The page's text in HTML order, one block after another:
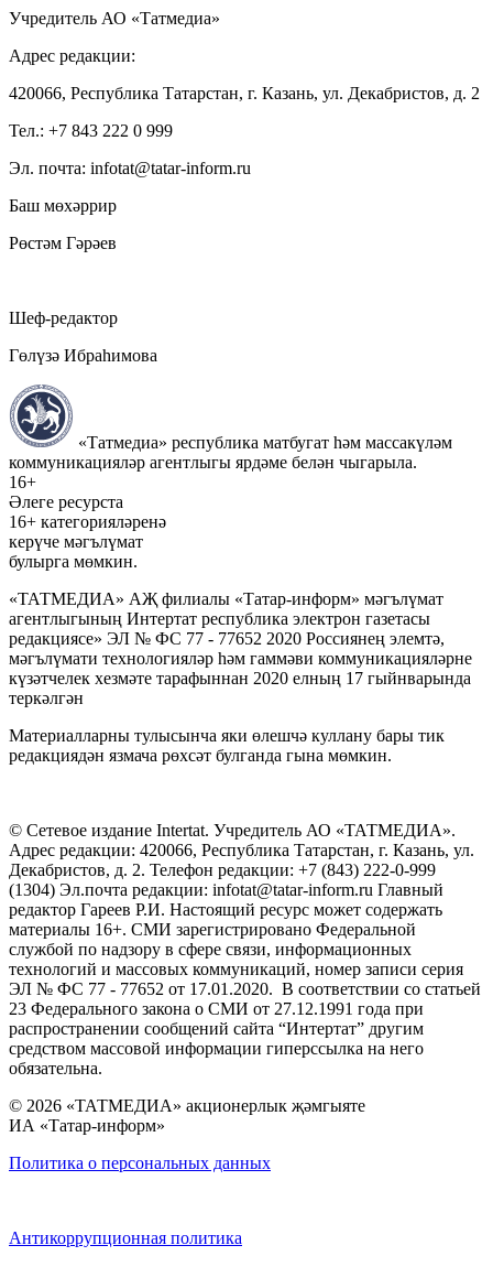
Учредитель АО «Татмедиа»
Адрес редакции:
420066, Республика Татарстан, г. Казань, ул. Декабристов, д. 2
Тел.: +7 843 222 0 999
Эл. почта: infotat@tatar-inform.ru
Баш мөхәррир
Рөстәм Гәрәев
Шеф-редактор
Гөлүзә Ибраһимова
«Татмедиа» республика матбугат һәм массакүләм
коммуникацияләр агентлыгы ярдәме белән чыгарыла.
16+
Әлеге ресурста
16+ категорияләренә
керүче мәгълүмат
булырга мөмкин.
«ТАТМЕДИА» АҖ филиалы «Татар-информ» мәгълүмат
агентлыгының Интертат республика электрон газетасы
редакциясе» ЭЛ № ФС 77 - 77652 2020 Россиянең элемтә,
мәгълүмати технологияләр һәм гаммәви коммуникацияләрне
күзәтчелек хезмәте тарафыннан 2020 елның 17 гыйнварында
теркәлгән
Материалларны тулысынча яки өлешчә куллану бары тик
редакциядән язмача рөхсәт булганда гына мөмкин.
© Сетевое издание Intertat. Учредитель АО «ТАТМЕДИА».
Адрес редакции: 420066, Республика Татарстан, г. Казань, ул.
Декабристов, д. 2. Телефон редакции: +7 (843) 222-0-999
(1304) Эл.почта редакции: infotat@tatar-inform.ru Главный
редактор Гареев Р.И. Настоящий ресурс может содержать
материалы 16+. СМИ зарегистрировано Федеральной
службой по надзору в сфере связи, информационных
технологий и массовых коммуникаций, номер записи серия
ЭЛ № ФС 77 - 77652 от 17.01.2020. В соответствии со статьей
23 Федерального закона о СМИ от 27.12.1991 года при
распространении сообщений сайта “Интертат” другим
средством массовой информации гиперссылка на него
обязательна.
© 2026 «ТАТМЕДИА» акционерлык җәмгыяте
ИА «Татар-информ»
Политика о персональных данных
Антикоррупционная политика